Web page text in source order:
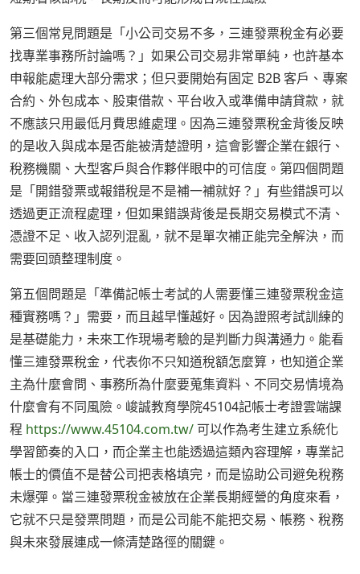
第三個常見問題是「小公司交易不多，三連發票稅金有必要
找專業事務所討論嗎？」如果公司交易非常單純，也許基本
申報能處理大部分需求；但只要開始有固定 B2B 客戶、專案
合約、外包成本、股東借款、平台收入或準備申請貸款，就
不應該只用最低月費思維處理。因為三連發票稅金背後反映
的是收入與成本是否能被清楚證明，這會影響企業在銀行、
稅務機關、大型客戶與合作夥伴眼中的可信度。第四個問題
是「開錯發票或報錯稅是不是補一補就好？」有些錯誤可以
透過更正流程處理，但如果錯誤背後是長期交易模式不清、
憑證不足、收入認列混亂，就不是單次補正能完全解決，而
需要回頭整理制度。
第五個問題是「準備記帳士考試的人需要懂三連發票稅金這
種實務嗎？」需要，而且越早懂越好。因為證照考試訓練的
是基礎能力，未來工作現場考驗的是判斷力與溝通力。能看
懂三連發票稅金，代表你不只知道稅額怎麼算，也知道企業
主為什麼會問、事務所為什麼要蒐集資料、不同交易情境為
什麼會有不同風險。峻誠教育學院45104記帳士考證雲端課
程 https://www.45104.com.tw/ 可以作為考生建立系統化
學習節奏的入口，而企業主也能透過這類內容理解，專業記
帳士的價值不是替公司把表格填完，而是協助公司避免稅務
未爆彈。當三連發票稅金被放在企業長期經營的角度來看，
它就不只是發票問題，而是公司能不能把交易、帳務、稅務
與未來發展連成一條清楚路徑的關鍵。